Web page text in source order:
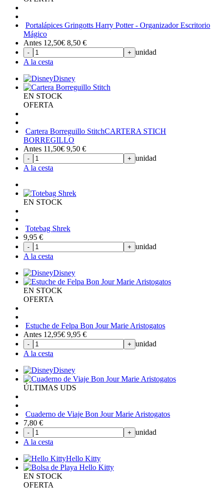
Portalápices Gringotts Harry Potter - Organizador Escritorio
Mágico
Antes 12,50€ 8,50 €
- + unidad
A la cesta
Disney
EN STOCK
OFERTA
Cartera Borreguillo StitchCARTERA STICH
BORREGILLO
Antes 11,50€ 9,50 €
- + unidad
A la cesta
EN STOCK
Totebag Shrek
9,95 €
- + unidad
A la cesta
Disney
EN STOCK
OFERTA
Estuche de Felpa Bon Jour Marie Aristogatos
Antes 12,95€ 9,95 €
- + unidad
A la cesta
Disney
ÚLTIMAS UDS
Cuaderno de Viaje Bon Jour Marie Aristogatos
7,80 €
- + unidad
A la cesta
Hello Kitty
EN STOCK
OFERTA